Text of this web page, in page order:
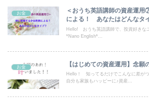
お金
＜おうち英語講師の資産運
による！ あなたはどんなタ
Hello! おうち英語講師で、投資好きな
*Nano English*...
お金 【はじめての資産運用】念願
Hello！ 知ってるだけでこんなに差が
自分も家族もハッピーに♪資産...